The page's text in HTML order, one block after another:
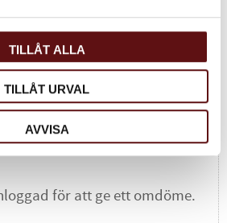
TILLÅT ALLA
TILLÅT URVAL
AVVISA